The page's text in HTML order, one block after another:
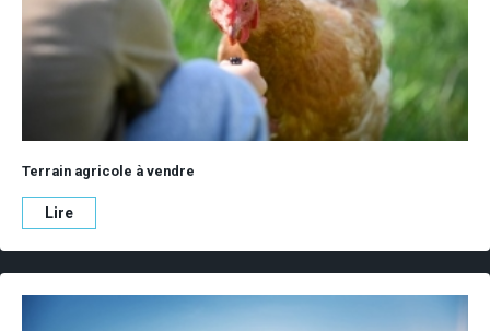
Terrain agricole à vendre
Lire